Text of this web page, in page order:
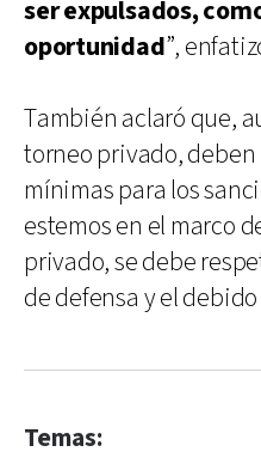
ser expulsados,
oportunidad”,
También aclaró que,
torneo privado,
mínimas para los
estemos en el marco
privado, se debe
de defensa y el
Temas: